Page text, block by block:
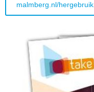
malmberg.nl/hergebruik